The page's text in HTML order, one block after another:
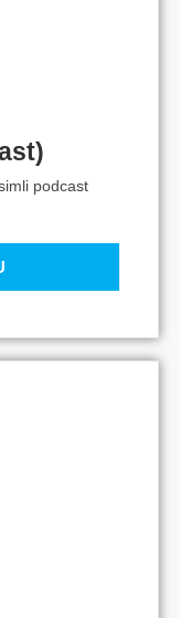
podcast